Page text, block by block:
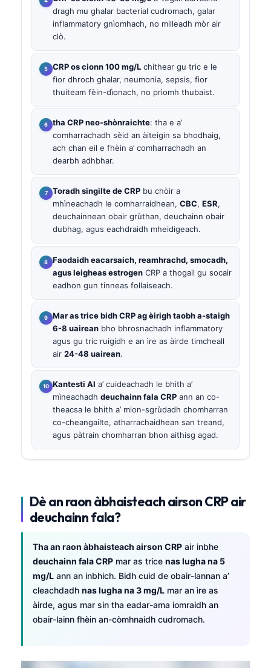
dragh mu ghalar bacterial cudromach, galar
inflammatory gnìomhach, no milleadh mòr air
clò.
CRP os cionn 100 mg/L chithear gu tric e le
fìor dhroch ghalar, neumonia, sepsis, fìor
thuiteam fèin-dìonach, no prìomh thubaist.
tha CRP neo-shònraichte: tha e a’
comharrachadh sèid an àiteigin sa bhodhaig,
ach chan eil e fhèin a’ comharrachadh an
dearbh adhbhar.
Toradh singilte de CRP bu chòir a
mhìneachadh le comharraidhean, CBC, ESR,
deuchainnean obair grùthan, deuchainn obair
dubhag, agus eachdraidh mheidigeach.
Faodaidh eacarsaich, reamhrachd, smocadh,
agus leigheas estrogen CRP a thogail gu socair
eadhon gun tinneas follaiseach.
Mar as trice bidh CRP ag èirigh taobh a-staigh
6-8 uairean bho bhrosnachadh inflammatory
agus gu tric ruigidh e an ìre as àirde timcheall
air 24-48 uairean.
Kantesti AI a’ cuideachadh le bhith a’
mìneachadh deuchainn fala CRP ann an co-
theacsa le bhith a’ mion-sgrùdadh chomharran
co-cheangailte, atharrachaidhean san treand,
agus pàtrain chomharran bhon aithisg agad.
Dè an raon àbhaisteach airson CRP air
deuchainn fala?
Tha an raon àbhaisteach airson CRP air inbhe
deuchainn fala CRP mar as trice nas lugha na 5
mg/L ann an inbhich. Bidh cuid de obair-lannan a’
cleachdadh nas lugha na 3 mg/L mar an ìre as
àirde, agus mar sin tha eadar-ama iomraidh an
obair-lainn fhèin an-còmhnaidh cudromach.